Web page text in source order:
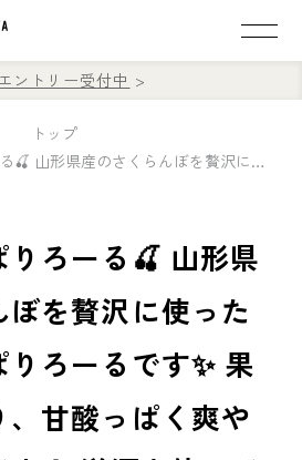
ントリー受付中
トップ
さくらんぼぱりろーる🍒 山形県産のさくらんぼを贅沢に使った季節限定のぱりろーるです✨ 果実感たっぷり、甘酸っぱく爽やかな味わいです🎵 洋酒を使っていないのでお子様も安心してお召し上がりいただけます😋
りろーる🍒 山形県
を贅沢に使った
ろーるです✨ 果
甘酸っぱく爽や